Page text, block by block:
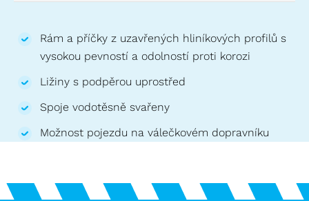
Rám a příčky z uzavřených hliníkových profilů s
vysokou pevností a odolností proti korozi
Ližiny s podpěrou uprostřed
Spoje vodotěsně svařeny
Možnost pojezdu na válečkovém dopravníku